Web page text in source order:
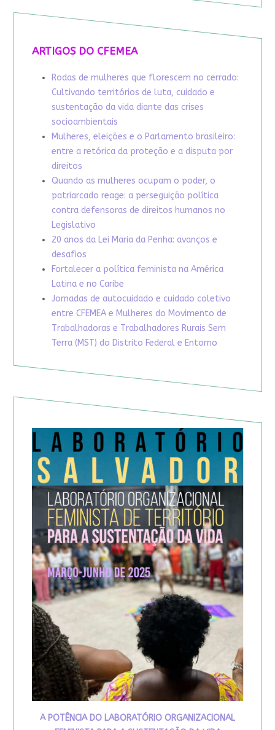
ARTIGOS DO CFEMEA
Rodas de mulheres que florescem no cerrado:
Cultivando territórios de luta, cuidado e
sustentação da vida diante das crises
socioambientais
Mulheres, eleições e o Parlamento brasileiro:
entre a retórica da proteção e a disputa por
direitos
Quando as mulheres ocupam o poder, o
patriarcado reage: a perseguição política
contra defensoras de direitos humanos no
Legislativo
20 anos da Lei Maria da Penha: avanços e
desafios
Fortalecer a política feminista na América
Latina e no Caribe
Jornadas de autocuidado e cuidado coletivo
entre CFEMEA e Mulheres do Movimento de
Trabalhadoras e Trabalhadores Rurais Sem
Terra (MST) do Distrito Federal e Entorno
A POTÊNCIA DO LABORATÓRIO ORGANIZACIONAL